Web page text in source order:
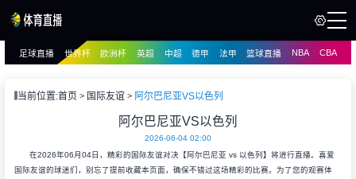
播
足球直播 世界杯 欧洲杯 英超 中超 德甲 法甲 篮球直播 NBA CBA
当前位置:首页 国际友谊 阿尔巴尼亚VS以色列
阿尔巴尼亚VS以色列
2026-06-04 02:00
在2026年06月04日，精彩的国际友谊对决【阿尔巴尼亚 vs 以色列】将进行直播。喜爱
国际友谊的球迷们，别忘了提前收藏本页面，确保不错过这场精彩的比赛。为了您的观赛体